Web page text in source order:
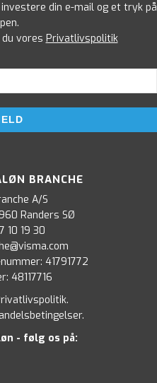
din e-mail og et tryk på
vores Privatlivspolitik
BRANCHE
A/S
Randers SØ
10 19 30
41791772
48117716
.
.
- følg os på: